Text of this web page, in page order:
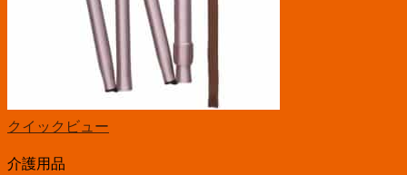
クイックビュー
介護用品